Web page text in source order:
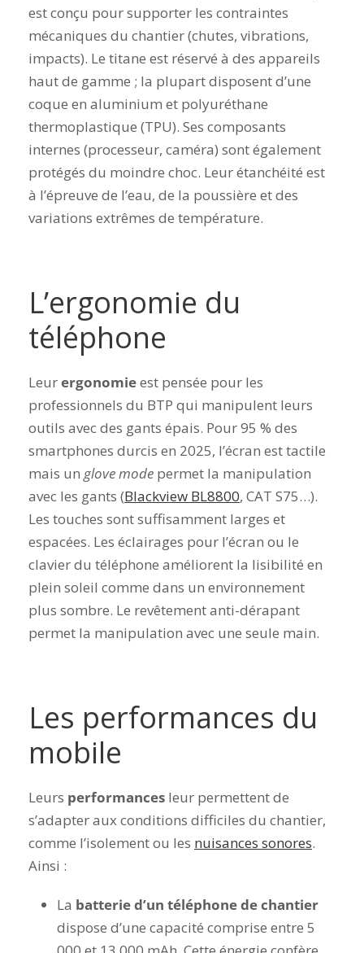
est conçu pour supporter les contraintes
mécaniques du chantier (chutes, vibrations,
impacts). Le titane est réservé à des appareils
haut de gamme ; la plupart disposent d’une
coque en aluminium et polyuréthane
thermoplastique (TPU). Ses composants
internes (processeur, caméra) sont également
protégés du moindre choc. Leur étanchéité est
à l’épreuve de l’eau, de la poussière et des
variations extrêmes de température.
L’ergonomie du
téléphone
Leurergonomieest pensée pour les
professionnels du BTP qui manipulent leurs
outils avec des gants épais. Pour 95 % des
smartphones durcis en 2025, l’écran est tactile
mais un glove mode permet la manipulation
avec les gants (Blackview BL8800, CAT S75…).
Les touches sont suffisamment larges et
espacées. Les éclairages pour l’écran ou le
clavier du téléphone améliorent la lisibilité en
plein soleil comme dans un environnement
plus sombre. Le revêtement anti-dérapant
permet la manipulation avec une seule main.
Les performances du
mobile
Leurs performances leur permettent de
s’adapter aux conditions difficiles du chantier,
comme l’isolement ou les nuisances sonores.
Ainsi :
La batterie d’un téléphone de chantier
dispose d’une capacité comprise entre 5